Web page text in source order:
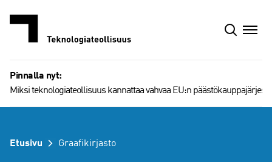
Pinnalla nyt:
Miksi teknologiateollisuus kannattaa vahvaa EU:n
Etusivu Graafikirjasto